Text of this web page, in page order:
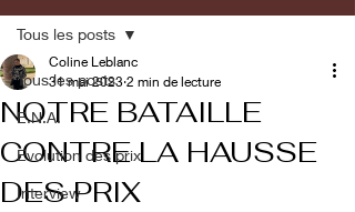
Tous les posts
E.N.A.
Evolution des prix
Interview
Tous les posts
NOTRE BATAILLE
CONTRE LA HAUSSE
DES PRIX
Coline Leblanc
31 mai 2023 2 min de lecture